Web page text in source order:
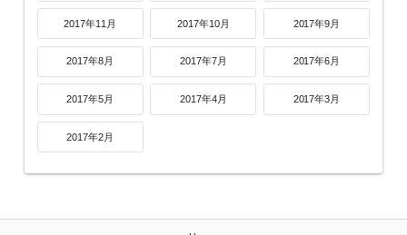
2017年11月 2017年10月 2017年9月
2017年8月 2017年7月 2017年6月
2017年5月 2017年4月 2017年3月
2017年2月